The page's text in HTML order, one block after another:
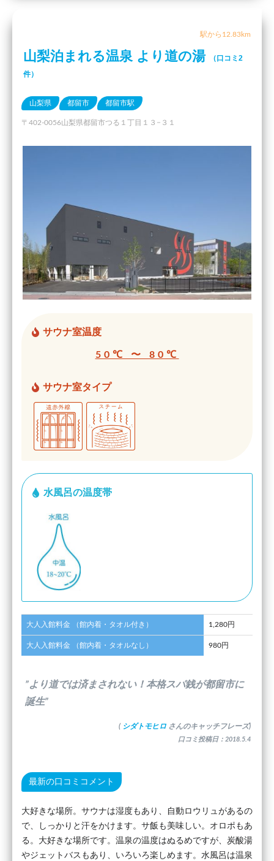
駅から12.83km
山梨泊まれる温泉 より道の湯
（口コミ2
件）
山梨県 都留市 都留市駅
〒402-0056山梨県都留市つる１丁目１３−３１
サウナ室温度
50℃ 〜 80℃
サウナ室タイプ
水風呂の温度帯
大人入館料金 （館内着・タオル付き） 1,280円
大人入館料金 （館内着・タオルなし） 980円
”より道では済まされない！本格スパ銭が都留市に
誕生”
( シダトモヒロ さんのキャッチフレーズ)
口コミ投稿日：2018.5.4
最新の口コミコメント
大好きな場所。サウナは湿度もあり、自動ロウリュがあるの
で、しっかりと汗をかけます。サ飯も美味しい。オロポもあ
る。大好きな場所です。温泉の温度はぬるめですが、炭酸湯
やジェットバスもあり、いろいろ楽しめます。水風呂は温泉